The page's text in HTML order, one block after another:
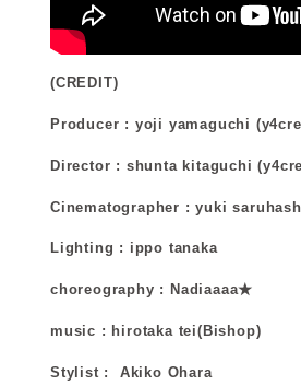
(CREDIT)
Producer : yoji yamaguchi
Director : shunta kitaguchi
Cinematographer : yuki
Lighting : ippo tanaka
choreography : Nadiaaaa★
music : hirotaka tei(Bishop)
Stylist : Akiko Ohara